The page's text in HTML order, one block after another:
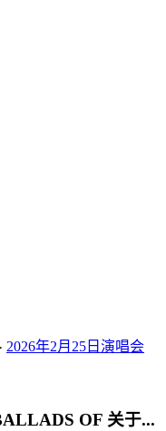
2026年2月25日演唱会
OF 关于...